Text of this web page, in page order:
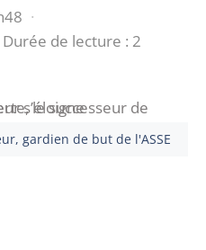
·
Durée de lecture : 2
gardien de but de l'ASSE